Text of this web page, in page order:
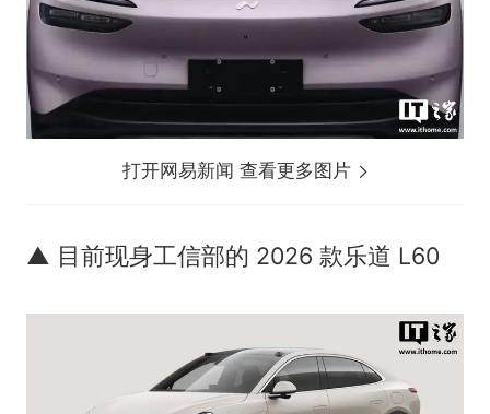
打开网易新闻 查看更多图片
▲ 目前现身工信部的 2026 款乐道 L60